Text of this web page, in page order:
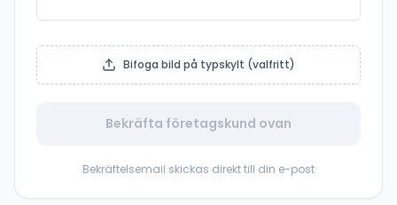
Bifoga bild på typskylt (valfritt)
Bekräfta företagskund ovan
Bekräftelsemail skickas direkt till din e-post